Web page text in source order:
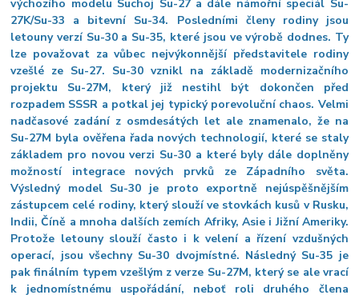
výchozího modelu Suchoj Su-27 a dále námořní speciál Su-
27K/Su-33 a bitevní Su-34. Posledními členy rodiny jsou
letouny verzí Su-30 a Su-35, které jsou ve výrobě dodnes. Ty
lze považovat za vůbec nejvýkonnější představitele rodiny
vzešlé ze Su-27. Su-30 vznikl na základě modernizačního
projektu Su-27M, který již nestihl být dokončen před
rozpadem SSSR a potkal jej typický porevoluční chaos. Velmi
nadčasové zadání z osmdesátých let ale znamenalo, že na
Su-27M byla ověřena řada nových technologií, které se staly
základem pro novou verzi Su-30 a které byly dále doplněny
možností integrace nových prvků ze Západního světa.
Výsledný model Su-30 je proto exportně nejúspěšnějším
zástupcem celé rodiny, který slouží ve stovkách kusů v Rusku,
Indii, Číně a mnoha dalších zemích Afriky, Asie i Jižní Ameriky.
Protože letouny slouží často i k velení a řízení vzdušných
operací, jsou všechny Su-30 dvojmístné. Následný Su-35 je
pak finálním typem vzešlým z verze Su-27M, který se ale vrací
k jednomístnému uspořádání, neboť roli druhého člena